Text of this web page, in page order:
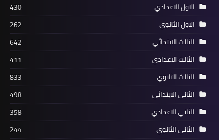
الاول الاعدادي
430
الاول الثانوي
262
الثالث الابتدائي
642
الثالث الاعدادي
411
الثالث الثانوي
833
الثاني الابتدائي
498
الثاني الاعدادي
358
الثاني الثانوي
244